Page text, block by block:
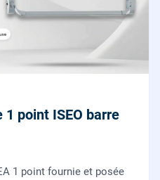
point ISEO barre
1 point fournie et posée